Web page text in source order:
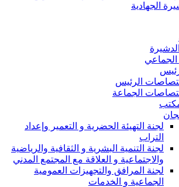
الجهادية
الرئيس
الجماعة
لجنة التهيئة الحضرية و التعمير وإعداد
التراب
لجنة التنمية البشرية و الثقافية والرياضية
والاجتماعية و العلاقة مع المجتمع المدني
لجنة المرافق والتجهيزات العمومية
الجماعية و الخدمات